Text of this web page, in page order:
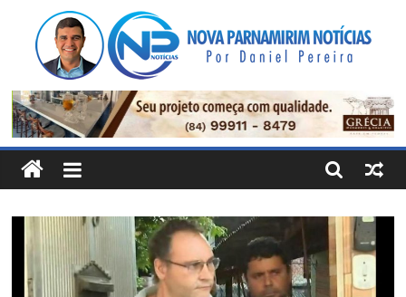
conteúdo
Nova
Parnamirim
Notícias
Por
Daniel
Pereira